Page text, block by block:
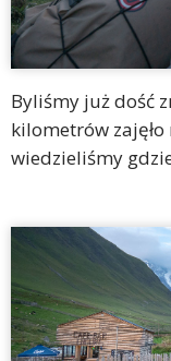
Byliśmy już dość
kilometrów zajęło
wiedzieliśmy